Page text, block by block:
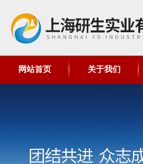
网站首页 关于我们